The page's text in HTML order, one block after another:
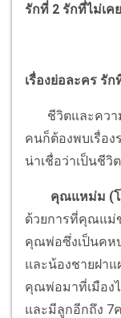
รักที่ 2 รักที่ไม่เค
เรื่องย่อละคร รัก
ชีวิตและความ
คนก็ต้องพบเรื่อง
น่าเชื่อว่าเป็นชีวิ
คุณแหม่ม (โ
ด้วยการที่คุณแม่
คุณพ่อซึ่งเป็นคห
และน้องชายฝา
คุณพ่อมาที่เมือง
และมีลูกอีกถึง